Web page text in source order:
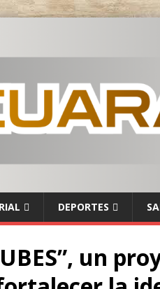
DEPORTES
un